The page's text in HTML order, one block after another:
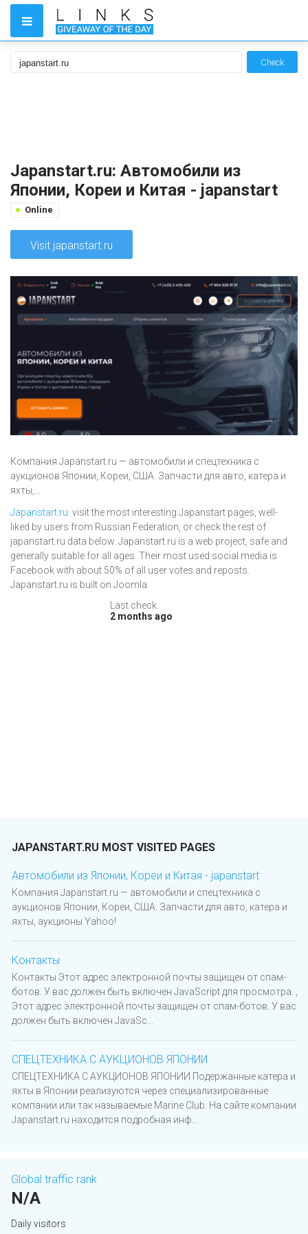
Check
Japanstart.ru: Автомобили из
Японии, Кореи и Китая - japanstart
Online
Visit japanstart.ru
Компания Japanstart.ru — автомобили и спецтехника с
аукционов Японии, Кореи, США. Запчасти для авто, катера и
яхты,...
Japanstart.ru: visit the most interesting Japanstart pages, well-
liked by users from Russian Federation, or check the rest of
japanstart.ru data below. Japanstart.ru is a web project, safe and
generally suitable for all ages. Their most used social media is
Facebook with about 50% of all user votes and reposts.
Japanstart.ru is built on Joomla.
Last check:
2 months ago
JAPANSTART.RU MOST VISITED PAGES
Автомобили из Японии, Кореи и Китая - japanstart
Компания Japanstart.ru — автомобили и спецтехника с
аукционов Японии, Кореи, США. Запчасти для авто, катера и
яхты, аукционы Yahoo!
Контакты
Контакты Этот адрес электронной почты защищен от спам-
ботов. У вас должен быть включен JavaScript для просмотра. ,
Этот адрес электронной почты защищен от спам-ботов. У вас
должен быть включен JavaSc...
СПЕЦТЕХНИКА С АУКЦИОНОВ ЯПОНИИ
СПЕЦТЕХНИКА С АУКЦИОНОВ ЯПОНИИ Подержанные катера и
яхты в Японии реализуются через специализированные
компании или так называемые Marine Club. На сайте компании
Japanstart.ru находится подробная инф...
Global traffic rank
N/A
Daily visitors